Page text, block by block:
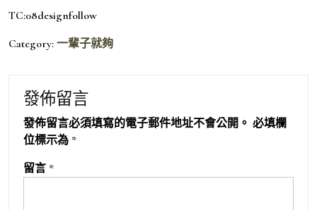
TC:08designfollow
Category: 一輩子就夠
發佈留言
發佈留言必須填寫的電子郵件地址不會公開。 必填欄
位標示為 *
留言 *